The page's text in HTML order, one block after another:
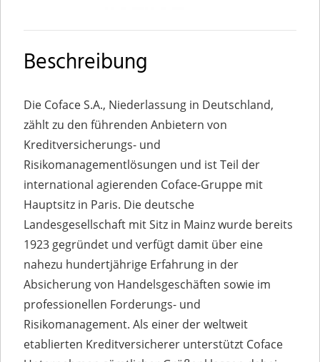
Beschreibung
Die Coface S.A., Niederlassung in Deutschland,
zählt zu den führenden Anbietern von
Kreditversicherungs- und
Risikomanagementlösungen und ist Teil der
international agierenden Coface-Gruppe mit
Hauptsitz in Paris. Die deutsche
Landesgesellschaft mit Sitz in Mainz wurde bereits
1923 gegründet und verfügt damit über eine
nahezu hundertjährige Erfahrung in der
Absicherung von Handelsgeschäften sowie im
professionellen Forderungs- und
Risikomanagement. Als einer der weltweit
etablierten Kreditversicherer unterstützt Coface